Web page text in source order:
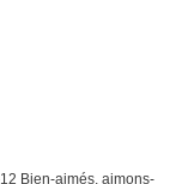
Bien-aimés, aimons-